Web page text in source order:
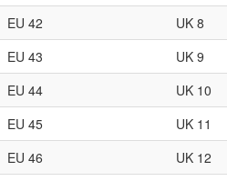
EU 42
UK 8
EU 43
UK 9
EU 44
UK 10
EU 45
UK 11
EU 46
UK 12